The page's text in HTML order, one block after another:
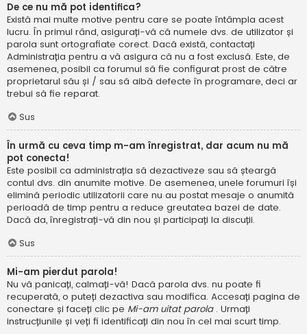
De ce nu mă pot identifica?
Există mai multe motive pentru care se poate întâmpla acest
lucru. În primul rând, asigurați-vă că numele dvs. de utilizator și
parola sunt ortografiate corect. Dacă există, contactați
Administrația pentru a vă asigura că nu a fost exclusă. Este, de
asemenea, posibil ca forumul să fie configurat prost de către
proprietarul său și / sau să aibă defecte în programare, deci ar
trebui să fie reparat.
Sus
În urmă cu ceva timp m-am înregistrat, dar acum nu mă
pot conecta!
Este posibil ca administrația să dezactiveze sau să șteargă
contul dvs. din anumite motive. De asemenea, unele forumuri își
elimină periodic utilizatorii care nu au postat mesaje o anumită
perioadă de timp pentru a reduce greutatea bazei de date.
Dacă da, înregistrați-vă din nou și participați la discuții.
Sus
Mi-am pierdut parola!
Nu vă panicați, calmați-vă! Dacă parola dvs. nu poate fi
recuperată, o puteți dezactiva sau modifica. Accesați pagina de
conectare și faceți clic pe Mi-am uitat parola . Urmați
instrucțiunile și veți fi identificați din nou în cel mai scurt timp.